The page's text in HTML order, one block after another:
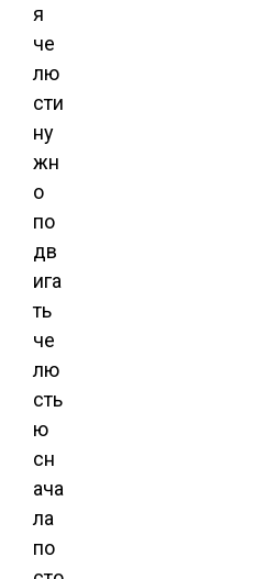
я
че
лю
сти
ну
жн
о
по
дв
ига
ть
че
лю
сть
ю
сн
ача
ла
по